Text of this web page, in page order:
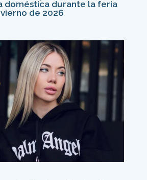
doméstica durante la feria
de 2026